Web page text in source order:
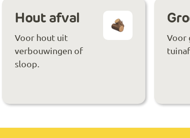
Hout afval
Voor hout uit
verbouwingen of
sloop.
Voor